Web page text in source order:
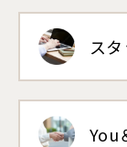
ス
You